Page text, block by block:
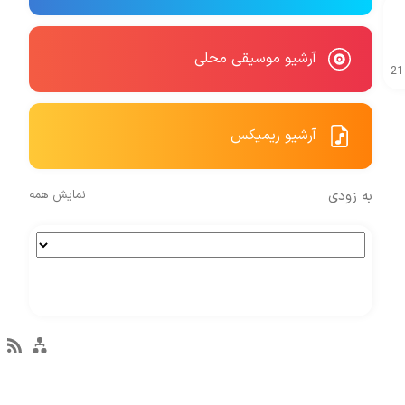
21
آرشیو موسیقی محلی
آرشیو ریمیکس
به زودی نمایش همه